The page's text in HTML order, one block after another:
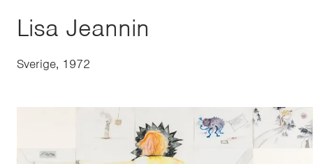
Lisa Jeannin
Sverige, 1972